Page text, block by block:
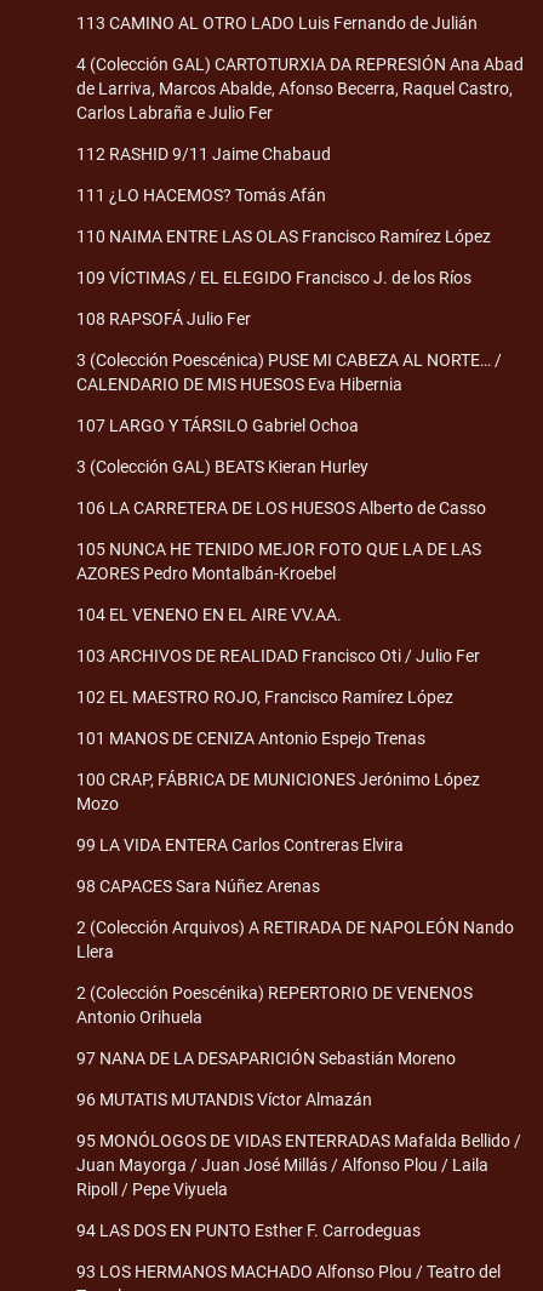
113 CAMINO AL OTRO LADO Luis Fernando de Julián
4 (Colección GAL) CARTOTURXIA DA REPRESIÓN Ana Abad
de Larriva, Marcos Abalde, Afonso Becerra, Raquel Castro,
Carlos Labraña e Julio Fer
112 RASHID 9/11 Jaime Chabaud
111 ¿LO HACEMOS? Tomás Afán
110 NAIMA ENTRE LAS OLAS Francisco Ramírez López
109 VÍCTIMAS / EL ELEGIDO Francisco J. de los Ríos
108 RAPSOFÁ Julio Fer
3 (Colección Poescénica) PUSE MI CABEZA AL NORTE… /
CALENDARIO DE MIS HUESOS Eva Hibernia
107 LARGO Y TÁRSILO Gabriel Ochoa
3 (Colección GAL) BEATS Kieran Hurley
106 LA CARRETERA DE LOS HUESOS Alberto de Casso
105 NUNCA HE TENIDO MEJOR FOTO QUE LA DE LAS
AZORES Pedro Montalbán-Kroebel
104 EL VENENO EN EL AIRE VV.AA.
103 ARCHIVOS DE REALIDAD Francisco Oti / Julio Fer
102 EL MAESTRO ROJO, Francisco Ramírez López
101 MANOS DE CENIZA Antonio Espejo Trenas
100 CRAP, FÁBRICA DE MUNICIONES Jerónimo López
Mozo
99 LA VIDA ENTERA Carlos Contreras Elvira
98 CAPACES Sara Núñez Arenas
2 (Colección Arquivos) A RETIRADA DE NAPOLEÓN Nando
Llera
2 (Colección Poescénika) REPERTORIO DE VENENOS
Antonio Orihuela
97 NANA DE LA DESAPARICIÓN Sebastián Moreno
96 MUTATIS MUTANDIS Víctor Almazán
95 MONÓLOGOS DE VIDAS ENTERRADAS Mafalda Bellido /
Juan Mayorga / Juan José Millás / Alfonso Plou / Laila
Ripoll / Pepe Viyuela
94 LAS DOS EN PUNTO Esther F. Carrodeguas
93 LOS HERMANOS MACHADO Alfonso Plou / Teatro del